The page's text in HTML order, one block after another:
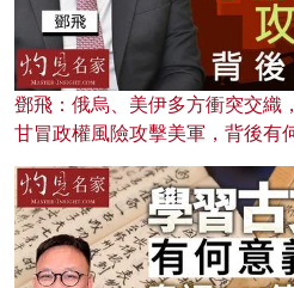
鄧飛：俄烏、美伊多方衝突交織
甘冒政權風險攻擊美軍，背後有